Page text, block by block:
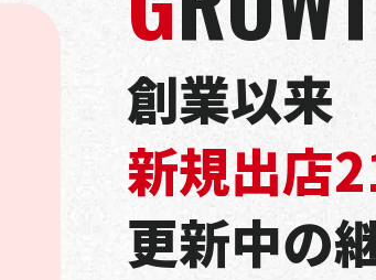
創業以来
新規出店
更新中の